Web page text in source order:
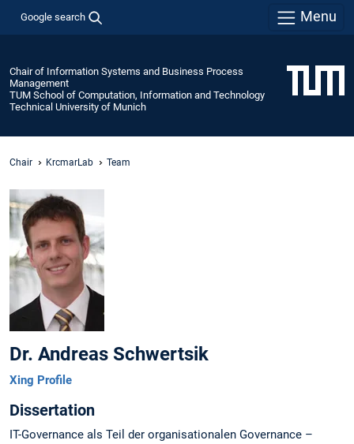
Google search Menu
Chair of Information Systems and Business Process
Management
TUM School of Computation, Information and Technology
Technical University of Munich
Chair KrcmarLab Team
Dr. Andreas Schwertsik
Xing Profile
Dissertation
IT-Governance als Teil der organisationalen Governance –